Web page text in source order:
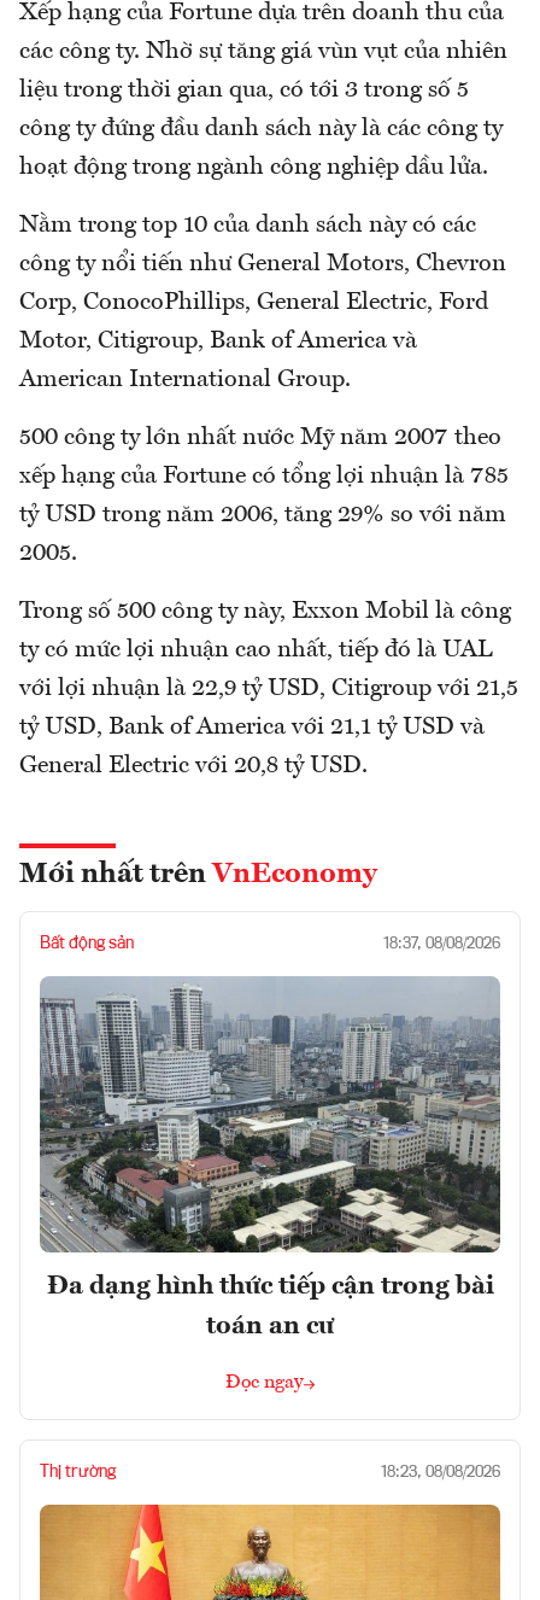
Xếp hạng của Fortune dựa trên doanh thu của
các công ty. Nhờ sự tăng giá vùn vụt của nhiên
liệu trong thời gian qua, có tới 3 trong số 5
công ty đứng đầu danh sách này là các công ty
hoạt động trong ngành công nghiệp dầu lửa.
Nằm trong top 10 của danh sách này có các
công ty nổi tiến như General Motors, Chevron
Corp, ConocoPhillips, General Electric, Ford
Motor, Citigroup, Bank of America và
American International Group.
500 công ty lớn nhất nước Mỹ năm 2007 theo
xếp hạng của Fortune có tổng lợi nhuận là 785
tỷ USD trong năm 2006, tăng 29% so với năm
2005.
Trong số 500 công ty này, Exxon Mobil là công
ty có mức lợi nhuận cao nhất, tiếp đó là UAL
với lợi nhuận là 22,9 tỷ USD, Citigroup với 21,5
tỷ USD, Bank of America với 21,1 tỷ USD và
General Electric với 20,8 tỷ USD.
Mới nhất trên VnEconomy
Bất động sản 18:37, 08/08/2026
Đa dạng hình thức tiếp cận trong bài
toán an cư
Đọc ngay
Thị trường 18:23, 08/08/2026